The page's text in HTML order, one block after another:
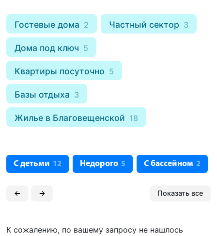
Гостевые дома 2 Частный сектор 3
Дома под ключ 5
Квартиры посуточно 5
Базы отдыха 3
Жилье в Благовещенской 18
С детьми 12 Недорого 5 С бассейном 2
← → Показать все
К сожалению, по вашему запросу не нашлось